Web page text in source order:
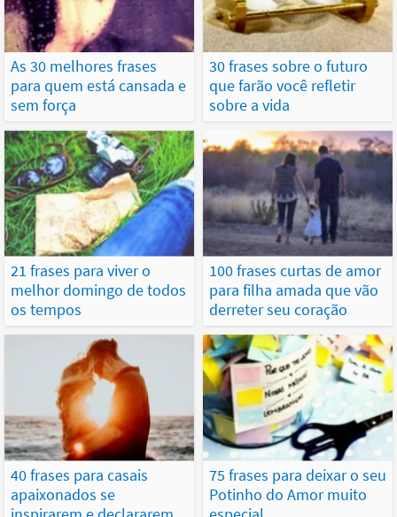
As 30 melhores frases
para quem está cansada e
sem força
30 frases sobre o futuro
que farão você refletir
sobre a vida
21 frases para viver o
melhor domingo de todos
os tempos
100 frases curtas de amor
para filha amada que vão
derreter seu coração
40 frases para casais
apaixonados se
75 frases para deixar o seu
Potinho do Amor muito